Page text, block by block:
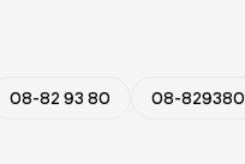
08-82 93 80 08-829380